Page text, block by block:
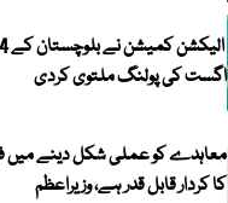
اگست کی پولنگ ملتوی کردی
معاہدے کو عملی شکل دینے میں
کا کردار قابل قدر ہے، وزیراعظم